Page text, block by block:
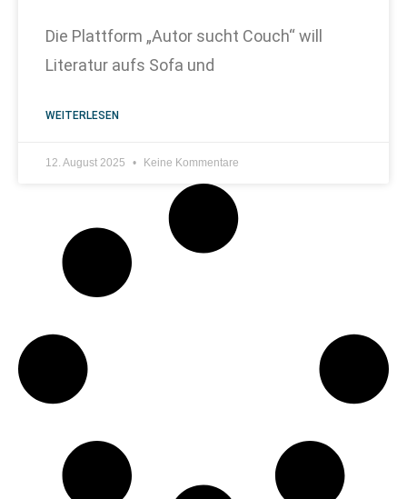
Die Plattform „Autor sucht Couch“ will
Literatur aufs Sofa und
WEITERLESEN
12. August 2025 Keine Kommentare